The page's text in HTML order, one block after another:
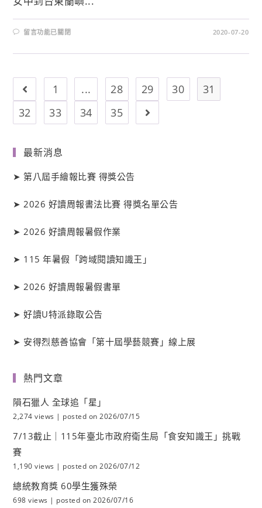
留言功能已關閉 2020-07-20
1 ... 28 29 30
31
32
33 34 35
最新消息
➤第八屆手繪報比賽 得獎公告
➤2026 好讀周報書法比賽 得獎名單公告
➤2026 好讀周報暑假作業
➤ 115 年暑假「跨域閱讀知識王」
➤2026 好讀周報暑假書單
➤好讀U特派錄取公告
➤ 安得烈慈善協會「第十屆學藝競賽」線上展
熱門文章
隕石獵人 全球追「星」
2,274 views | posted on 2026/07/15
7/13截止｜115年臺北市政府衛生局「食安知識王」挑戰
賽
1,190 views | posted on 2026/07/12
總統教育獎 60學生獲殊榮
698 views | posted on 2026/07/16